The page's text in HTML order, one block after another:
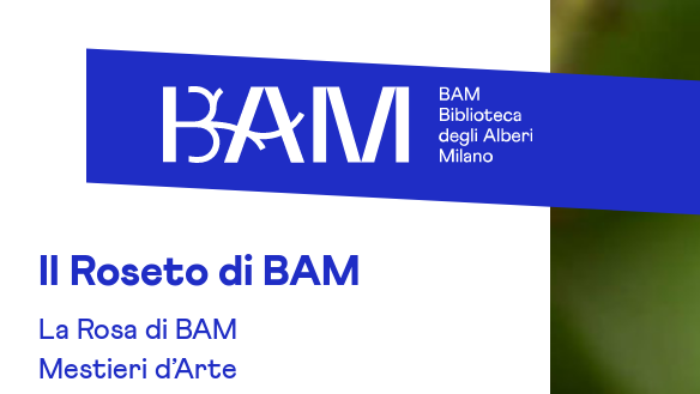
Il Roseto di BAM
La Rosa di BAM
Mestieri d’Arte